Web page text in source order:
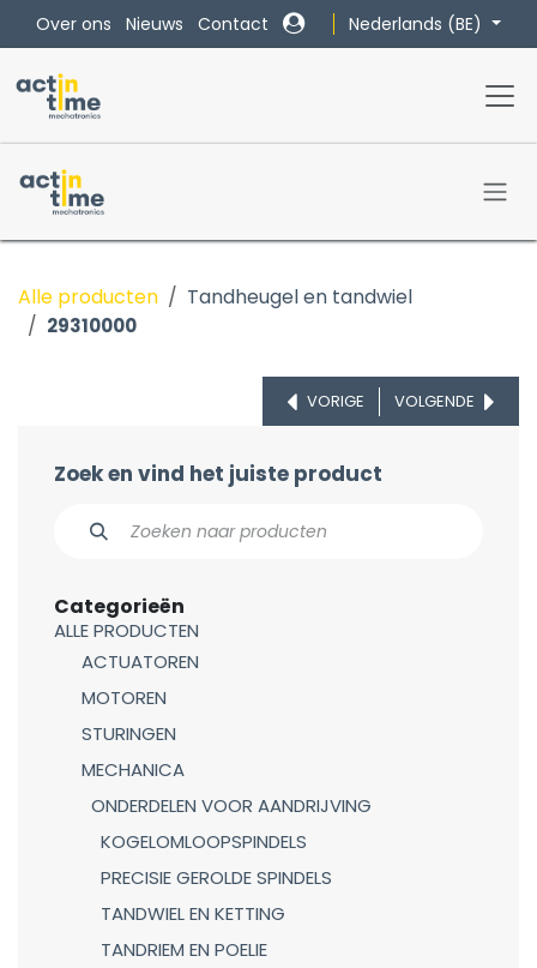
Overslaan naar inhoud
Over ons Nieuws Contact Nederlands (BE)
Alle producten Tandheugel en tandwiel
29310000
VORIGE VOLGENDE
Zoek en vind het juiste product
Categorieën
ALLE PRODUCTEN
ACTUATOREN
MOTOREN
STURINGEN
MECHANICA
ONDERDELEN VOOR AANDRIJVING
KOGELOMLOOPSPINDELS
PRECISIE GEROLDE SPINDELS
TANDWIEL EN KETTING
TANDRIEM EN POELIE